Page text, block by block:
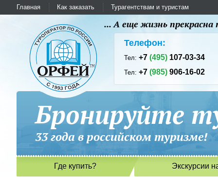
Главная Как заказать Турагентствам и туристам
... А еще жизнь
Телефон:
Тел:+7(495) 107-03-34
Тел:+7(985) 906-16-02
Бронируйте
33 года в российском
Где купить? Экскурсии